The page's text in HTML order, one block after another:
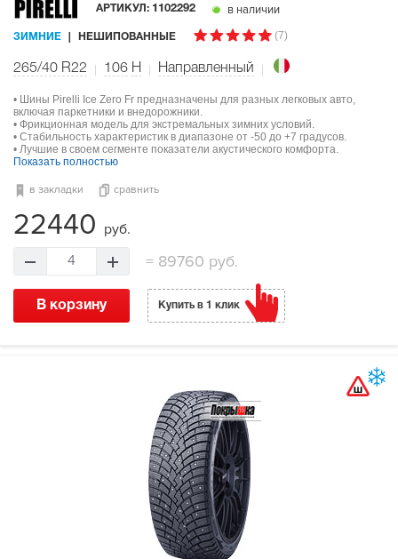
АРТИКУЛ: 1102292 в наличии
ЗИМНИЕ НЕШИПОВАННЫЕ (7)
265/40 R22 106 H Направленный
• Шины Pirelli Ice Zero Fr предназначены для разных легковых авто,
включая паркетники и внедорожники.
• Фрикционная модель для экстремальных зимних условий.
• Стабильность характеристик в диапазоне от -50 до +7 градусов.
• Лучшие в своем сегменте показатели акустического комфорта.
Показать полностью
в закладки сравнить
22440 руб.
4 =89760 руб.
В корзину Купить в 1 клик